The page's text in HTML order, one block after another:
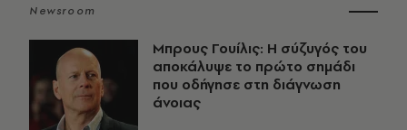
Newsroom
Μπρους Γουίλις: Η σύζυγός του
αποκάλυψε το πρώτο σημάδι
που οδήγησε στη διάγνωση
άνοιας